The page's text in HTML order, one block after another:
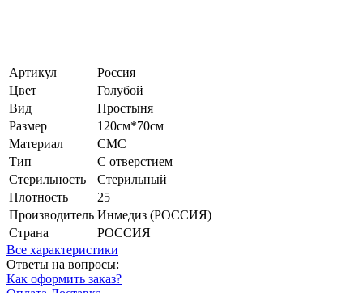
Артикул
Россия
Цвет
Голубой
Вид
Простыня
Размер
120см*70см
Материал
СМС
Тип
С отверстием
Стерильность
Стерильный
Плотность
25
Производитель Инмедиз (РОССИЯ)
Страна
РОССИЯ
Все характеристики
Ответы на вопросы:
Как оформить заказ?